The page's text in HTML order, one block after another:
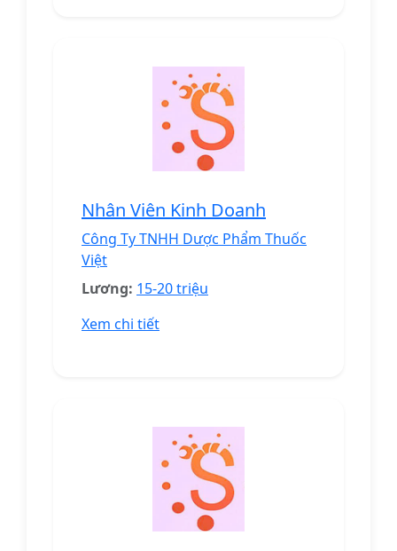
Nhân Viên Kinh Doanh
Công Ty TNHH Dược Phẩm Thuốc
Việt
Lương: 15-20 triệu
Xem chi tiết